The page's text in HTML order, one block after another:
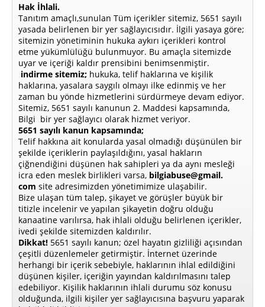
Hak İhlali.
Tanıtım amaçlı,sunulan Tüm içerikler sitemiz, 5651 sayılı
yasada belirlenen bir yer sağlayıcısıdır. İlgili yasaya göre;
sitemizin yönetiminin hukuka aykırı içerikleri kontrol
etme yükümlülüğü bulunmuyor. Bu amaçla sitemizde
uyar ve içeriği kaldır prensibini benimsenmiştir.
indirme sitemiz; hukuka, telif haklarına ve kişilik
haklarına, yasalara saygılı olmayı ilke edinmiş ve her
zaman bu yönde hizmetlerini sürdürmeye devam ediyor.
Sitemiz, 5651 sayılı kanunun 2. Maddesi kapsamında,
Bilgi bir yer sağlayıcı olarak hizmet veriyor.
5651 sayılı kanun kapsamında;
Telif hakkına ait konularda yasal olmadığı düşünülen bir
şekilde içeriklerin paylaşıldığını, yasal hakların
çiğnendiğini düşünen hak sahipleri ya da aynı mesleği
icra eden meslek birlikleri varsa, bilgiabuse@gmail.
com site adresimizden yönetimimize ulaşabilir.
Bize ulaşan tüm talep, şikayet ve görüşler büyük bir
titizle incelenir ve yapılan şikayetin doğru olduğu
kanaatine varılırsa, hak ihlali olduğu belirlenen içerikler,
ivedi şekilde sitemizden kaldırılır.
Dikkat! 5651 sayılı kanun; özel hayatın gizliliği açısından
çeşitli düzenlemeler getirmiştir. İnternet üzerinde
herhangi bir içerik sebebiyle, haklarının ihlal edildiğini
düşünen kişiler, içeriğin yayından kaldırılmasını talep
edebiliyor. Kişilik haklarının ihlali durumu söz konusu
olduğunda, ilgili kişiler yer sağlayıcısına başvuru yaparak